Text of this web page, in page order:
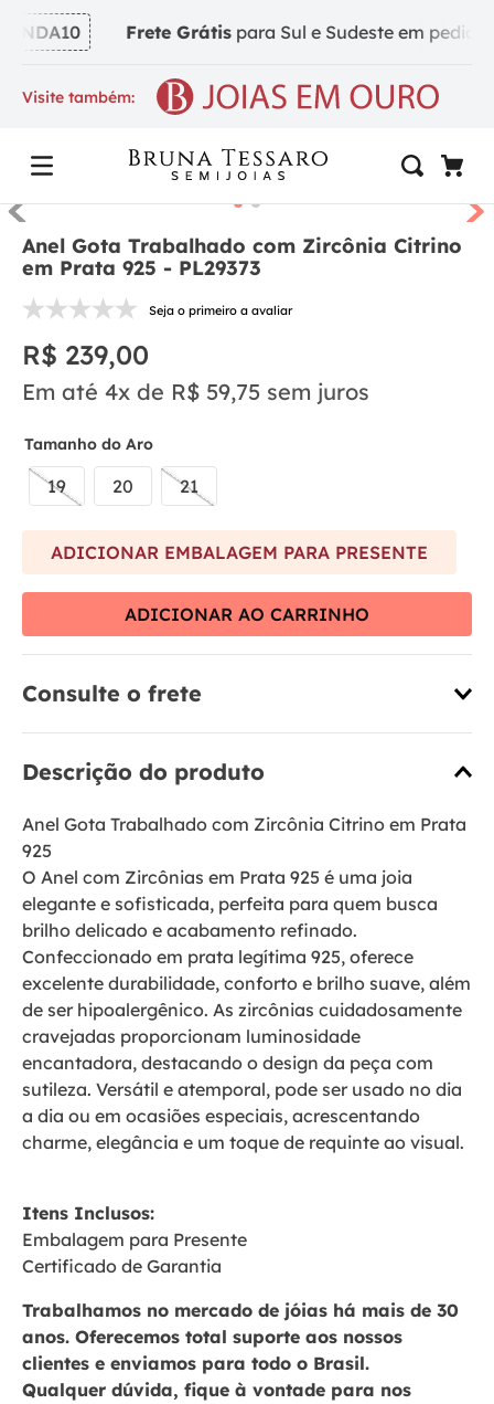
Frete Grátispara Sul e Sudeste em pedidos
Visite também:
Anel Gota Trabalhado com Zircônia Citrino
em Prata 925 - PL29373
Seja o primeiro a avaliar
R$ 239,00
Em até 4x de R$ 59,75 sem juros
Tamanho do Aro
19 20 21
ADICIONAR EMBALAGEM PARA PRESENTE
ADICIONAR AO CARRINHO
Consulte o frete
Descrição do produto
Anel Gota Trabalhado com Zircônia Citrino em Prata
925
O Anel com Zircônias em Prata 925 é uma joia
elegante e sofisticada, perfeita para quem busca
brilho delicado e acabamento refinado.
Confeccionado em prata legítima 925, oferece
excelente durabilidade, conforto e brilho suave, além
de ser hipoalergênico. As zircônias cuidadosamente
cravejadas proporcionam luminosidade
encantadora, destacando o design da peça com
sutileza. Versátil e atemporal, pode ser usado no dia
a dia ou em ocasiões especiais, acrescentando
charme, elegância e um toque de requinte ao visual.
Itens Inclusos:
Embalagem para Presente
Certificado de Garantia
Trabalhamos no mercado de jóias há mais de 30
anos. Oferecemos total suporte aos nossos
clientes e enviamos para todo o Brasil.
Qualquer dúvida, fique à vontade para nos